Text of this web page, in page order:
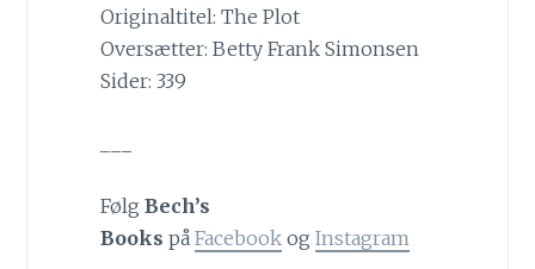
Originaltitel: The Plot
Oversætter: Betty Frank Simonsen
Sider: 339
Følg Bech’s
Books på Facebookog Instagram